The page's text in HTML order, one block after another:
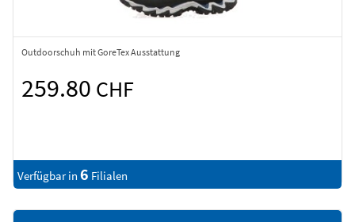
Outdoorschuh mit GoreTex Ausstattung
259.80 CHF
Verfügbar in 6 Filialen